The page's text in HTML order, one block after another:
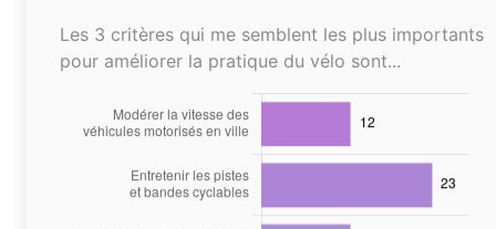
Les 3 critères qui me semblent les plus importants
pour améliorer la pratique du vélo sont...